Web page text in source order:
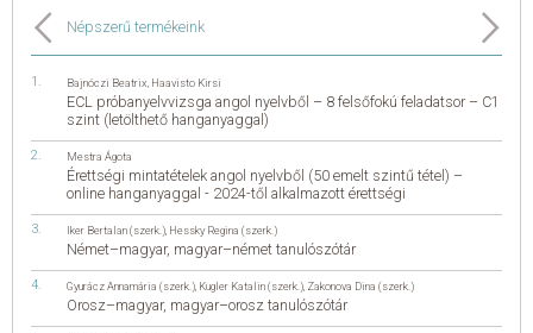
Népszerű termékeink
Bajnóczi Beatrix Haavisto Kirsi
ECL próbanyelvvizsga angol nyelvből – 8 felsőfokú feladatsor – C1
szint (letölthető hanganyaggal)
Mestra Ágota
Érettségi mintatételek angol nyelvből (50 emelt szintű tétel) –
online hanganyaggal - 2024-től alkalmazott érettségi
Iker Bertalan (szerk.) Hessky Regina (szerk.)
Német–magyar, magyar–német tanulószótár
Gyurácz Annamária (szerk.) Kugler Katalin (szerk.) Zakonova Dina (szerk.)
Orosz–magyar, magyar–orosz tanulószótár